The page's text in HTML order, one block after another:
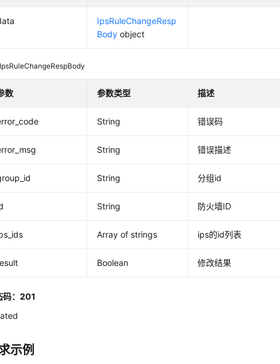
IpsRuleChangeResp
Body object
IpsRuleChangeRespBody
数 参数类型 描述
String 错误码
String 错误描述
String 分组id
String 防火墙ID
Array of strings ips的id列表
Boolean 修改结果
码：201
示例